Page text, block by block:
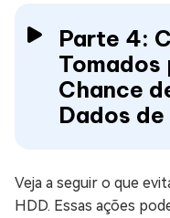
Parte 4:
Tomados
Chance
Dados de
Veja a seguir o que
HDD. Essas ações